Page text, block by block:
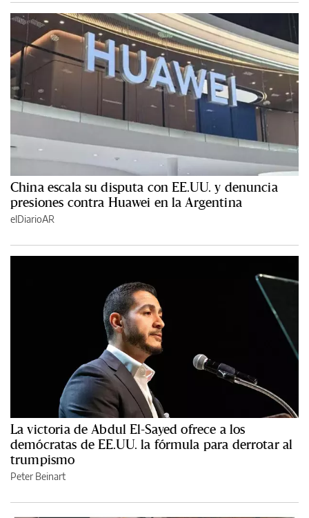
China escala su disputa con EE.UU. y denuncia
presiones contra Huawei en la Argentina
elDiarioAR
La victoria de Abdul El-Sayed ofrece a los
demócratas de EE.UU. la fórmula para derrotar al
trumpismo
Peter Beinart